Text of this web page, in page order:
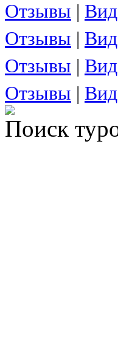
Отзывы |
Отзывы |
Отзывы |
Отзывы |
Поиск